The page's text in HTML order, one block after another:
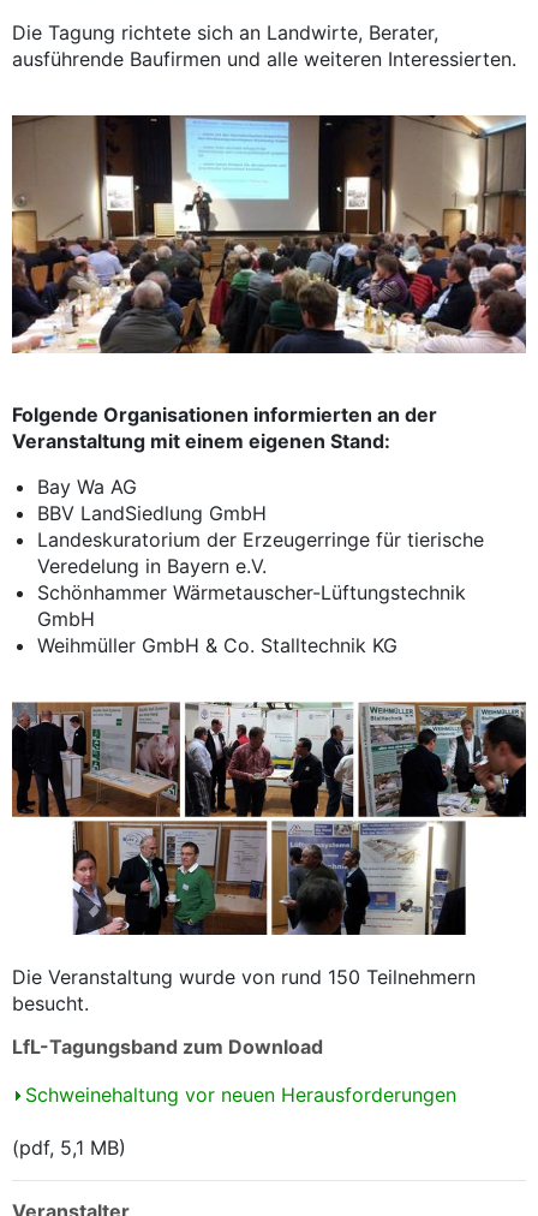
Die Tagung richtete sich an Landwirte, Berater,
ausführende Baufirmen und alle weiteren Interessierten.
Folgende Organisationen informierten an der
Veranstaltung mit einem eigenen Stand:
Bay Wa AG
BBV LandSiedlung GmbH
Landeskuratorium der Erzeugerringe für tierische
Veredelung in Bayern e.V.
Schönhammer Wärmetauscher-Lüftungstechnik
GmbH
Weihmüller GmbH & Co. Stalltechnik KG
Die Veranstaltung wurde von rund 150 Teilnehmern
besucht.
LfL-Tagungsband zum Download
Schweinehaltung vor neuen Herausforderungen
(pdf, 5,1 MB)
Veranstalter